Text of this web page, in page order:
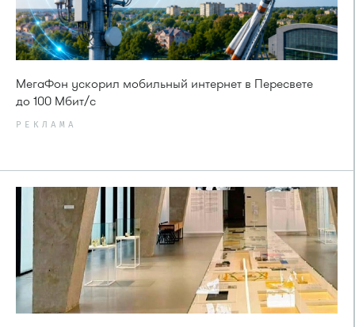
МегаФон ускорил мобильный интернет в Пересвете
до 100 Мбит/с
РЕКЛАМА